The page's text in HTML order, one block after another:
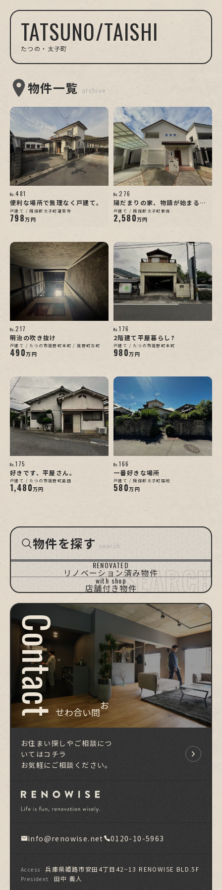
TATSUNO/TAISHI
たつの・太子町
物件一覧 archive
No.481
便利な場所で無理なく戸建て。
戸建て / 揖保郡太子町蓮常寺
798万円
No.276
陽だまりの家、物語が始まる住
まい
戸建て / 揖保郡太子町東保
2,580万円
No.217
明治の吹き抜け
戸建て / たつの市龍野町本町 / 龍野町立町
490万円
No.176
2階建て平屋暮らし?
戸建て / たつの市龍野町本町
980万円
No.175
好きです、平屋さん。
戸建て / たつの市龍野町島田
1,480万円
No.166
一番好きな場所
戸建て / 揖保郡太子町福地
580万円
物件を探す search
姫路/戸建て
姫路/マンション
TAKASAGO OTHERS
RENOVATED
リノベーション済み物件
with shop
店舗付き物件
Contact
お問い合わせ
お住まい探しやご相談につ
いてはコチラ
お気軽にご相談ください。
info@renowise.net 0120-10-5963
Access 兵庫県姫路市安田4丁目42−13 RENOWISE BLD.5F
President 田中 義人